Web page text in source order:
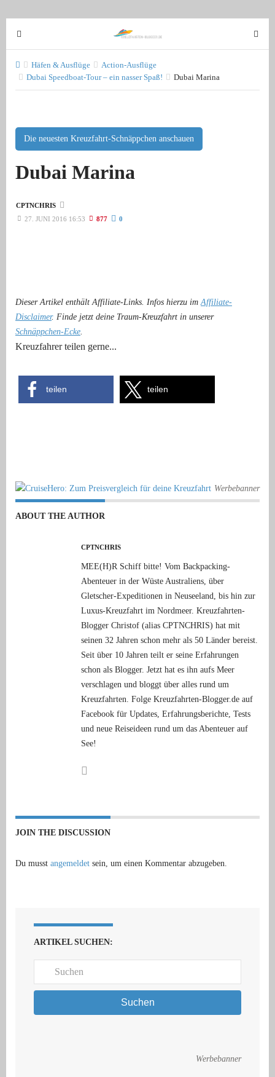
T
o
g
g
l
v
i
g
t
T
o
l
Häfen & Ausflüge
Action-Ausflüge
Dubai Speedboat-Tour – ein nasser Spaß!
Dubai Marina
Die neuesten Kreuzfahrt-Schnäppchen anschauen
Dubai Marina
CPTNCHRIS
27. JUNI 2016 16:53
877 0
Dieser Artikel enthält Affiliate-Links. Infos hierzu imAffiliate-
Disclaimer. Finde jetzt deine Traum-Kreuzfahrt in unserer
Schnäppchen-Ecke.
Kreuzfahrer teilen gerne...
teilen teilen
Werbebanner
ABOUT THE AUTHOR
CPTNCHRIS
MEE(H)R Schiff bitte! Vom Backpacking-
Abenteuer in der Wüste Australiens, über
Gletscher-Expeditionen in Neuseeland, bis hin zur
Luxus-Kreuzfahrt im Nordmeer. Kreuzfahrten-
Blogger Christof (alias CPTNCHRIS) hat mit
seinen 32 Jahren schon mehr als 50 Länder bereist.
Seit über 10 Jahren teilt er seine Erfahrungen
schon als Blogger. Jetzt hat es ihn aufs Meer
verschlagen und bloggt über alles rund um
Kreuzfahrten. Folge Kreuzfahrten-Blogger.de auf
Facebook für Updates, Erfahrungsberichte, Tests
und neue Reiseideen rund um das Abenteuer auf
See!
JOIN THE DISCUSSION
Du musst angemeldet sein, um einen Kommentar abzugeben.
ARTIKEL SUCHEN:
Suchen
Werbebanner